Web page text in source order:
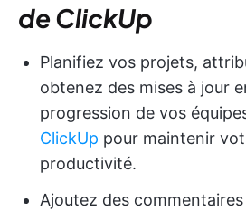
de ClickUp
Planifiez vos projets,
obtenez des mises à jour
progression de vos
ClickUp pour maintenir
productivité.
Ajoutez des